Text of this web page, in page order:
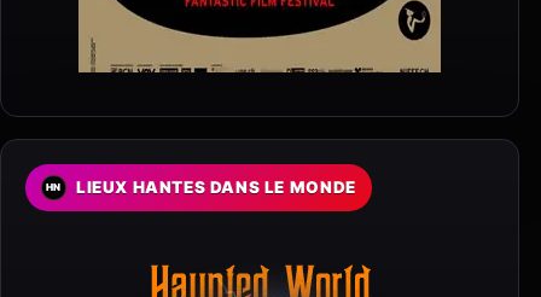
LIEUX HANTES DANS LE MONDE